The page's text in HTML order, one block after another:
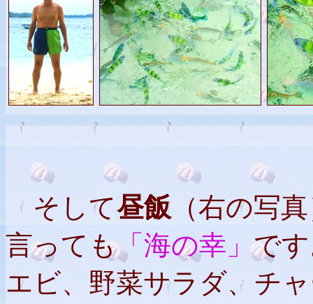
そして昼飯（右の写
言っても「海の幸」で
エビ、野菜サラダ、チ